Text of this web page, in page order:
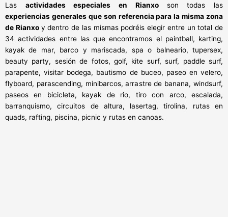
Las actividades especiales en Rianxo son todas las
experiencias generales que son referencia para la misma zona
de Rianxo y dentro de las mismas podréis elegir entre un total de
34 actividades entre las que encontramos el paintball, karting,
kayak de mar, barco y mariscada, spa o balneario, tupersex,
beauty party, sesión de fotos, golf, kite surf, surf, paddle surf,
parapente, visitar bodega, bautismo de buceo, paseo en velero,
flyboard, parascending, minibarcos, arrastre de banana, windsurf,
paseos en bicicleta, kayak de rio, tiro con arco, escalada,
barranquismo, circuitos de altura, lasertag, tirolina, rutas en
quads, rafting, piscina, picnic y rutas en canoas.